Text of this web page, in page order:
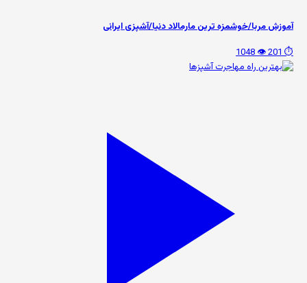
آموزش مربا/خوشمزه ترین مارمالاد دنیا/آشپزی ایرانی
⏱️ 201
👁️ 1048